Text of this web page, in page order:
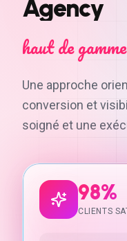
Agency
haut de
Une approche
conversion et
soigné et une
98%
CLIENTS